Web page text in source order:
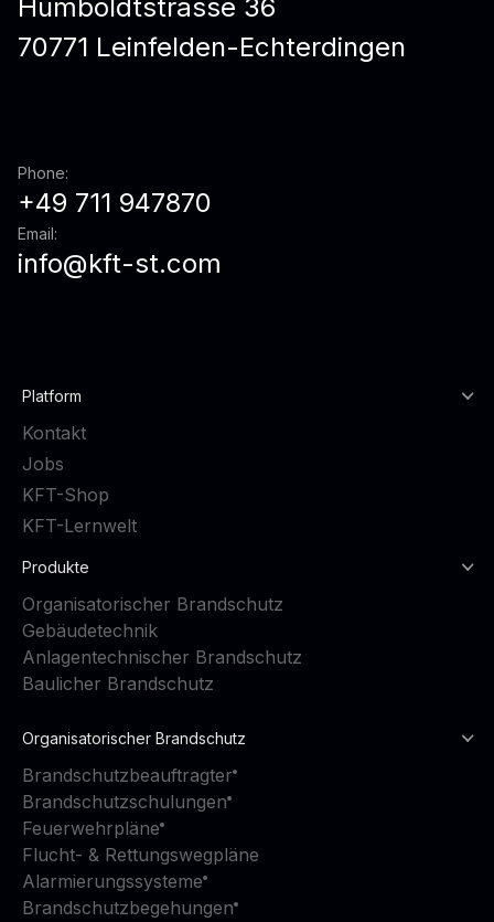
Humboldtstrasse 36
70771 Leinfelden-Echterdingen
Phone:
+49 711 947870
Email:
info@kft-st.com
Platform
Kontakt
Jobs
KFT-Shop
KFT-Lernwelt
Produkte
Organisatorischer Brandschutz
Gebäudetechnik
Anlagentechnischer Brandschutz
Baulicher Brandschutz
Organisatorischer Brandschutz
Brandschutzbeauftragter
Brandschutzschulungen
Feuerwehrpläne
Flucht- & Rettungswegpläne
Alarmierungssysteme
Brandschutzbegehungen